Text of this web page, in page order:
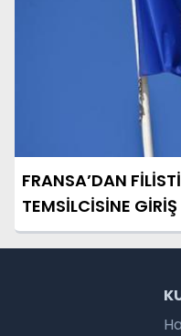
FRANSA’DAN
TEMSİLCİSİNE GİRİŞ